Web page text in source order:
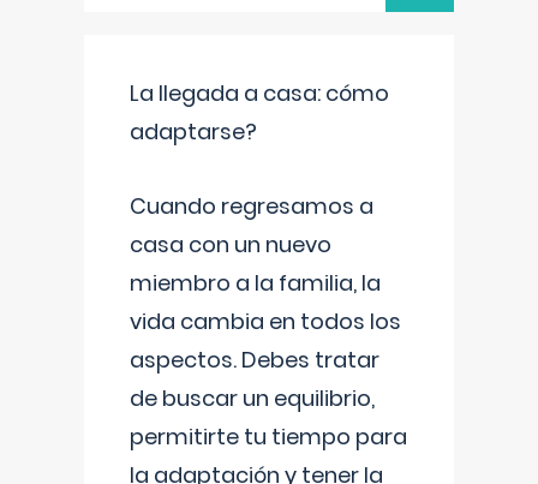
La llegada a casa: cómo
adaptarse?
Cuando regresamos a
casa con un nuevo
miembro a la familia, la
vida cambia en todos los
aspectos. Debes tratar
de buscar un equilibrio,
permitirte tu tiempo para
la adaptación y tener la